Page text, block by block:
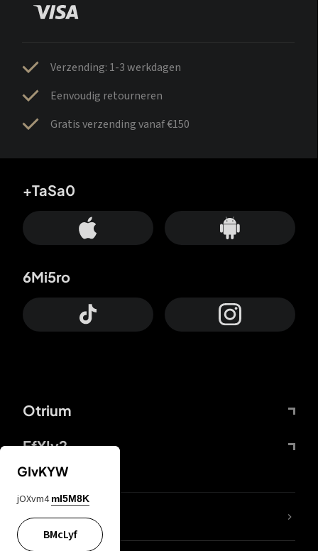
Verzending: 1-3 werkdagen
Eenvoudig retourneren
Gratis verzending vanaf €150
Otrium
FfYIy2
+TaSa0
6Mi5ro
ZbBJcb
GIvKYW
jOXvm4 mI5M8K
BMcLyf